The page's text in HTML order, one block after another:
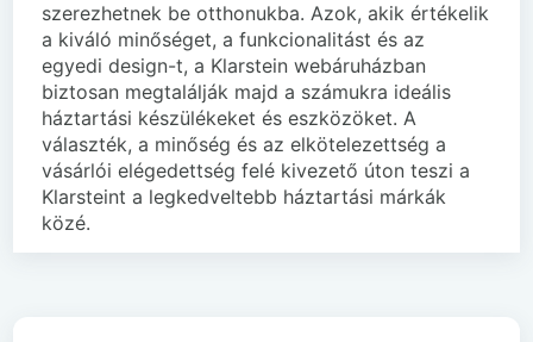
szerezhetnek be otthonukba. Azok, akik értékelik
a kiváló minőséget, a funkcionalitást és az
egyedi design-t, a Klarstein webáruházban
biztosan megtalálják majd a számukra ideális
háztartási készülékeket és eszközöket. A
választék, a minőség és az elkötelezettség a
vásárlói elégedettség felé kivezető úton teszi a
Klarsteint a legkedveltebb háztartási márkák
közé.